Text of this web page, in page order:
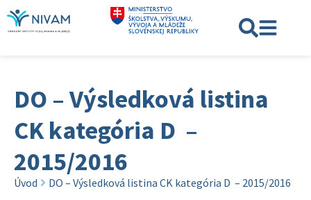
DO – Výsledková listina
CK kategória D –
2015/2016
Úvod DO – Výsledková listina CK kategória D – 2015/2016